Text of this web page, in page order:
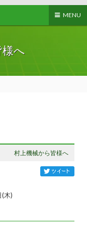
MENU
へ
村上機械から皆様へ
木)